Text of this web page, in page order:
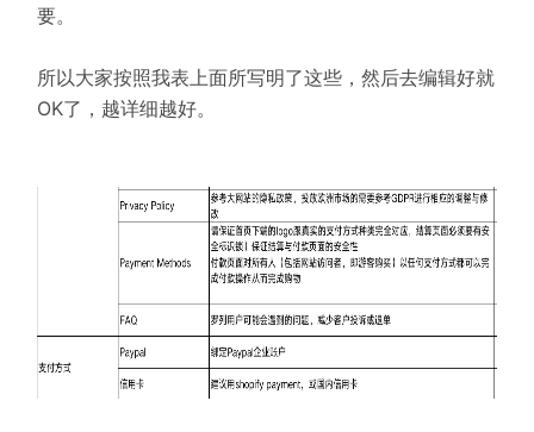
要。
所以大家按照我表上面所写明了这些，然后去编辑好就
OK了，越详细越好。